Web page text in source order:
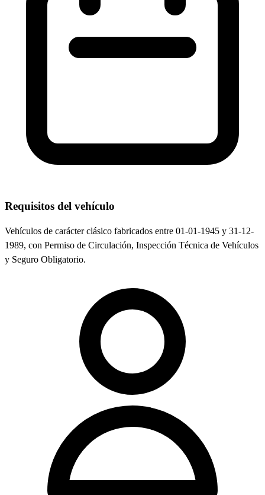
Requisitos del vehículo
Vehículos de carácter clásico fabricados entre 01-01-1945 y 31-12-
1989, con Permiso de Circulación, Inspección Técnica de Vehículos
y Seguro Obligatorio.